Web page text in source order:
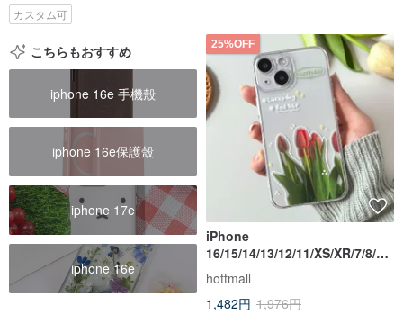
カスタム可
こちらもおすすめ
iphone 16e 手機殼
iphone 16e保護殼
iphone 17e
iphone 16e
25%OFF
iPhone
16/15/14/13/12/11/XS/XR/7/8/SE
2/SE3 レッドチューリップ透明
携帯ケース
hottmall
1,482円 1,976円